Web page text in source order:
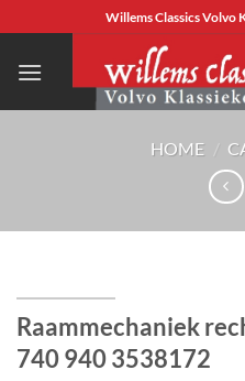
naar
inhoud
Willems Classics Volvo
HOME /
Raammechaniek
740 940 3538172